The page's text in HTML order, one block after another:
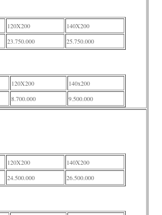
120X200
140X200
23.750.000 25.750.000
120X200
140x200
8.700.000 9.500.000
120X200
140X200
24.500.000 26.500.000